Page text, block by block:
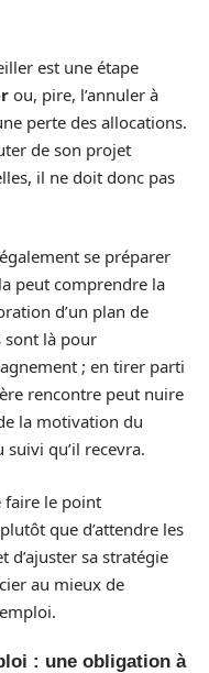
est une étape
ou, pire, l’annuler à
perte des allocations.
de son projet
il ne doit donc pas
se préparer
peut comprendre la
d’un plan de
sont là pour
; en tirer parti
rencontre peut nuire
la motivation du
qu’il recevra.
faire le point
que d’attendre les
d’ajuster sa stratégie
au mieux de
: une obligation à